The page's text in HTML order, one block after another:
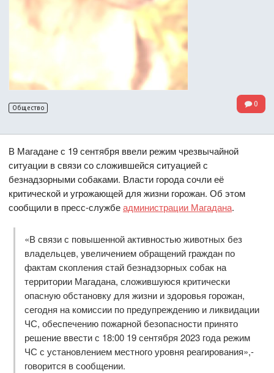
Общество 0
В Магадане с 19 сентября ввели режим чрезвычайной
ситуации в связи со сложившейся ситуацией с
безнадзорными собаками. Власти города сочли её
критической и угрожающей для жизни горожан. Об этом
сообщили в пресс-службеадминистрации Магадана.
«В связи с повышенной активностью животных без
владельцев, увеличением обращений граждан по
фактам скопления стай безнадзорных собак на
территории Магадана, сложившуюся критически
опасную обстановку для жизни и здоровья горожан,
сегодня на комиссии по предупреждению и ликвидации
ЧС, обеспечению пожарной безопасности принято
решение ввести с 18:00 19 сентября 2023 года режим
ЧС с установлением местного уровня реагирования»,-
говорится в сообщении.